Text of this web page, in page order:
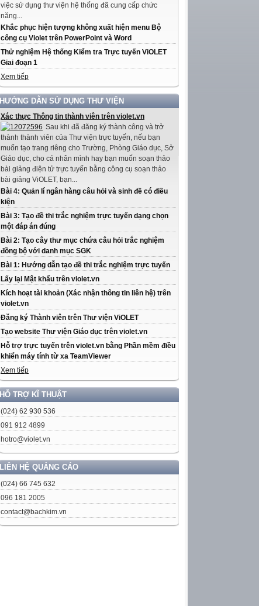
việc sử dụng thư viện hệ thống đã cung cấp chức
năng...
Khắc phục hiện tượng không xuất hiện menu Bộ
công cụ Violet trên PowerPoint và Word
Thử nghiệm Hệ thống Kiểm tra Trực tuyến ViOLET
Giai đoạn 1
Xem tiếp
HƯỚNG DẪN SỬ DỤNG THƯ VIỆN
Xác thực Thông tin thành viên trên violet.vn
Sau khi đã đăng ký thành công và trở
thành thành viên của Thư viện trực tuyến, nếu bạn
muốn tạo trang riêng cho Trường, Phòng Giáo dục, Sở
Giáo dục, cho cá nhân mình hay bạn muốn soạn thảo
bài giảng điện tử trực tuyến bằng công cụ soạn thảo
bài giảng ViOLET, bạn...
Bài 4: Quản lí ngân hàng câu hỏi và sinh đề có điều
kiện
Bài 3: Tạo đề thi trắc nghiệm trực tuyến dạng chọn
một đáp án đúng
Bài 2: Tạo cây thư mục chứa câu hỏi trắc nghiệm
đồng bộ với danh mục SGK
Bài 1: Hướng dẫn tạo đề thi trắc nghiệm trực tuyến
Lấy lại Mật khẩu trên violet.vn
Kích hoạt tài khoản (Xác nhận thông tin liên hệ) trên
violet.vn
Đăng ký Thành viên trên Thư viện ViOLET
Tạo website Thư viện Giáo dục trên violet.vn
Hỗ trợ trực tuyến trên violet.vn bằng Phần mềm điều
khiển máy tính từ xa TeamViewer
Xem tiếp
HỖ TRỢ KĨ THUẬT
(024) 62 930 536
091 912 4899
hotro@violet.vn
LIÊN HỆ QUẢNG CÁO
(024) 66 745 632
096 181 2005
contact@bachkim.vn